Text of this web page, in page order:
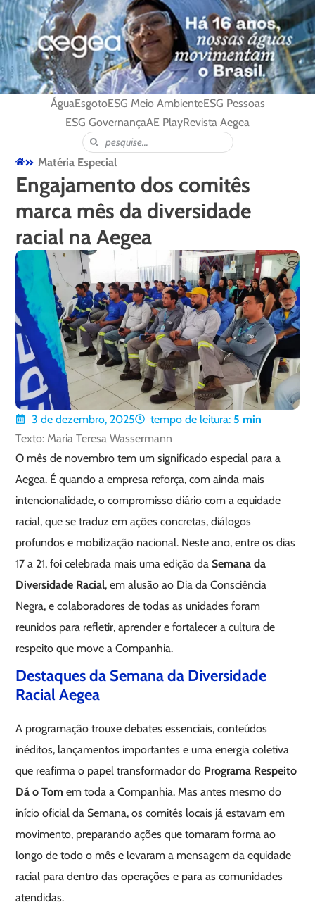
ÁguaEsgotoESG Meio AmbienteESG Pessoas
ESG GovernançaAE PlayRevista Aegea
Matéria Especial
Engajamento dos comitês
marca mês da diversidade
racial na Aegea
3 de dezembro, 2025 tempo de leitura: 5 min
Texto: Maria Teresa Wassermann
O mês de novembro tem um significado especial para a
Aegea. É quando a empresa reforça, com ainda mais
intencionalidade, o compromisso diário com a equidade
racial, que se traduz em ações concretas, diálogos
profundos e mobilização nacional. Neste ano, entre os dias
17 a 21, foi celebrada mais uma edição daSemana da
Diversidade Racial, em alusão ao Dia da Consciência
Negra, e colaboradores de todas as unidades foram
reunidos para refletir, aprender e fortalecer a cultura de
respeito que move a Companhia.
Destaques da Semana da Diversidade
Racial Aegea
A programação trouxe debates essenciais, conteúdos
inéditos, lançamentos importantes e uma energia coletiva
que reafirma o papel transformador do Programa Respeito
Dá o Tomem toda a Companhia. Mas antes mesmo do
início oficial da Semana, os comitês locais já estavam em
movimento, preparando ações que tomaram forma ao
longo de todo o mês e levaram a mensagem da equidade
racial para dentro das operações e para as comunidades
atendidas.